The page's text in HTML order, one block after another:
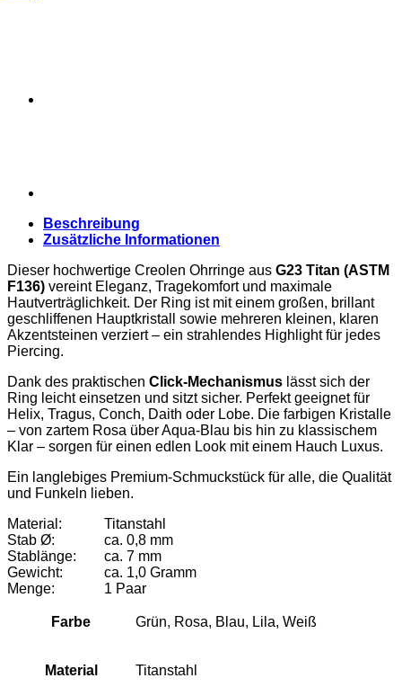
Beschreibung
Zusätzliche Informationen
Dieser hochwertige Creolen Ohrringe aus G23 Titan (ASTM
F136) vereint Eleganz, Tragekomfort und maximale
Hautverträglichkeit. Der Ring ist mit einem großen, brillant
geschliffenen Hauptkristall sowie mehreren kleinen, klaren
Akzentsteinen verziert – ein strahlendes Highlight für jedes
Piercing.
Dank des praktischen Click-Mechanismus lässt sich der
Ring leicht einsetzen und sitzt sicher. Perfekt geeignet für
Helix, Tragus, Conch, Daith oder Lobe. Die farbigen Kristalle
– von zartem Rosa über Aqua-Blau bis hin zu klassischem
Klar – sorgen für einen edlen Look mit einem Hauch Luxus.
Ein langlebiges Premium-Schmuckstück für alle, die Qualität
und Funkeln lieben.
Material:
Titanstahl
Stab Ø:
ca. 0,8 mm
Stablänge:
ca. 7 mm
Gewicht:
ca. 1,0 Gramm
Menge:
1 Paar
Farbe Grün, Rosa, Blau, Lila, Weiß
Material Titanstahl